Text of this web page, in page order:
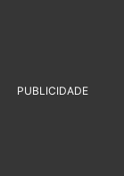
PUBLICIDADE